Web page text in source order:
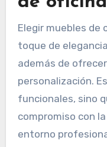
Elegir muebles de
toque de
además de
personalización.
funcionales, sino
compromiso con
entorno